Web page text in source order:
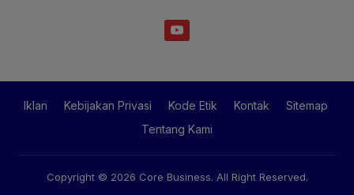
Iklan Kebijakan Privasi Kode Etik Kontak
Sitemap
Tentang Kami
Copyright © 2026 Core Business. All Right Reserved.